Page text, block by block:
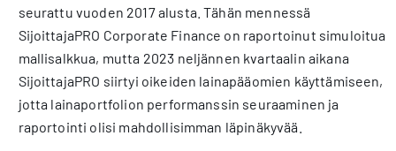
seurattu vuoden 2017 alusta. Tähän mennessä
SijoittajaPRO Corporate Finance on raportoinut simuloitua
mallisalkkua, mutta 2023 neljännen kvartaalin aikana
SijoittajaPRO siirtyi oikeiden lainapääomien käyttämiseen,
jotta lainaportfolion performanssin seuraaminen ja
raportointi olisi mahdollisimman läpinäkyvää.